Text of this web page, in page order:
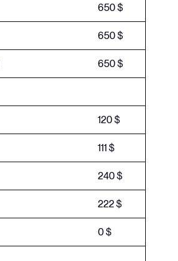
650 $
650 $
650 $
120 $
111 $
240 $
222 $
0 $